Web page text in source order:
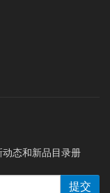
态和新品目录册
提交